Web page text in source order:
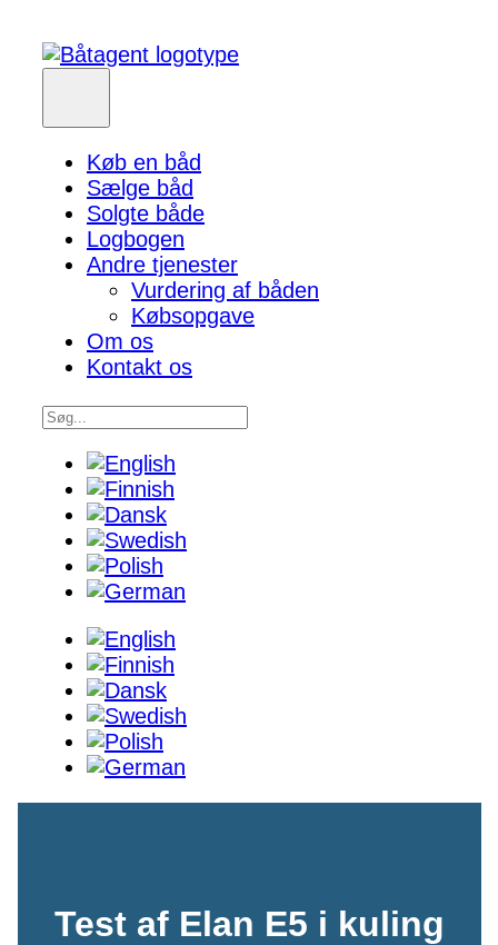
Køb en båd
Sælge båd
Solgte både
Logbogen
Andre tjenester
Vurdering af båden
Købsopgave
Om os
Kontakt os
Test af Elan E5 i kuling